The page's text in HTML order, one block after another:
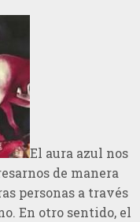
El aura azul nos
de manera
personas a través
En otro sentido, el